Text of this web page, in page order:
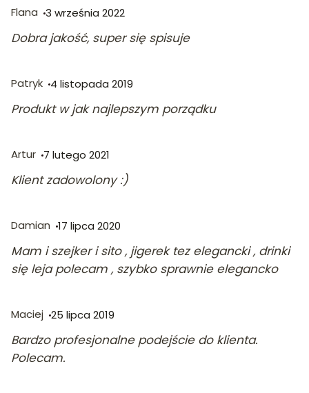
Flana 3 września 2022
Dobra jakość, super się spisuje
Patryk 4 listopada 2019
Produkt w jak najlepszym porządku
Artur 7 lutego 2021
Klient zadowolony :)
Damian 17 lipca 2020
Mam i szejker i sito , jigerek tez elegancki , drinki
się leja polecam , szybko sprawnie elegancko
Maciej 25 lipca 2019
Bardzo profesjonalne podejście do klienta.
Polecam.